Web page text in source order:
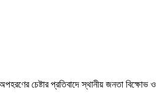
চেষ্টার প্রতিবাদে স্থানীয় জনতা বিক্ষোভ ও